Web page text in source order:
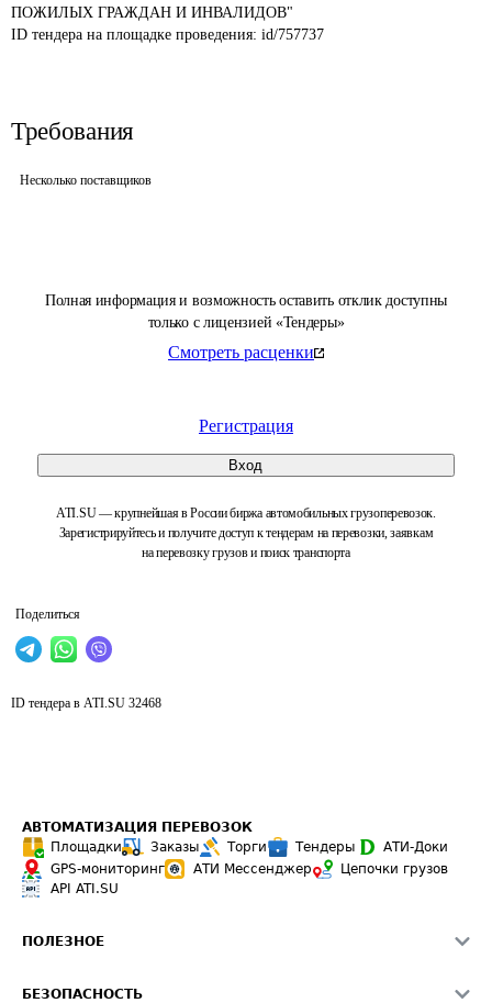
Полная информация и возможность оставить отклик доступны
только с лицензией «Тендеры»
Смотреть расценки
Регистрация
Вход
ATI.SU — крупнейшая в России биржа автомобильных грузоперевозок.
Зарегистрируйтесь и получите доступ к тендерам на перевозки, заявкам
на перевозку грузов и поиск транспорта
Поделиться
ПОЖИЛЫХ ГРАЖДАН И ИНВАЛИДОВ"
ID тендера на площадке проведения: id/757737
Требования
Несколько поставщиков
ID тендера в ATI.SU 32468
АВТОМАТИЗАЦИЯ ПЕРЕВОЗОК
Площадки
Заказы Торги Тендеры
АТИ-Доки
GPS-мониторинг
АТИ Мессенджер
Цепочки грузов
API ATI.SU
ПОЛЕЗНОЕ
БЕЗОПАСНОСТЬ